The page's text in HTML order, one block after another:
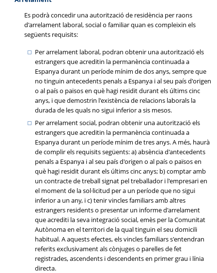
Es podrà concedir una autorització de residència per raons
d'arrelament laboral, social o familiar quan es compleixin els
següents requisits:
Per arrelament laboral, podran obtenir una autorització els
estrangers que acreditin la permanència continuada a
Espanya durant un període mínim de dos anys, sempre que
no tinguin antecedents penals a Espanya i al seu país d'origen
o al país o països en què hagi residit durant els últims cinc
anys, i que demostrin l'existència de relacions laborals la
durada de les quals no sigui inferior a sis mesos.
Per arrelament social, podran obtenir una autorització els
estrangers que acreditin la permanència continuada a
Espanya durant un període mínim de tres anys. A més, haurà
de complir els requisits següents: a) absència d'antecedents
penals a Espanya i al seu país d'origen o al país o països en
què hagi residit durant els últims cinc anys; b) comptar amb
un contracte de treball signat pel treballador i l'empresari en
el moment de la sol·licitud per a un període que no sigui
inferior a un any, i c) tenir vincles familiars amb altres
estrangers residents o presentar un informe d'arrelament
que acrediti la seva integració social, emès per la Comunitat
Autònoma en el territori de la qual tinguin el seu domicili
habitual. A aquests efectes, els vincles familiars s'entendran
referits exclusivament als cònjuges o parelles de fet
registrades, ascendents i descendents en primer grau i línia
directa.